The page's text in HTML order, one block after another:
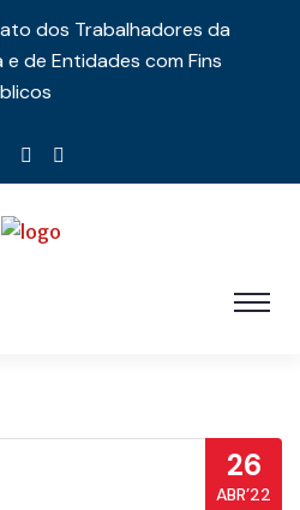
dos Trabalhadores da
de Entidades com Fins
26
ABR’22